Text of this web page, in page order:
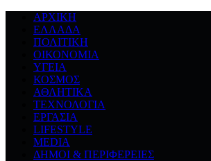
ΑΡΧΙΚΉ
ΕΛΛΆΔΑ
ΠΟΛΙΤΙΚΉ
ΟΙΚΟΝΟΜΊΑ
ΥΓΕΊΑ
ΚΌΣΜΟΣ
ΑΘΛΗΤΙΚΆ
ΤΕΧΝΟΛΟΓΙΆ
ΕΡΓΑΣΊΑ
LIFESTYLE
MEDIA
ΔΉΜΟΙ & ΠΕΡΙΦΈΡΕΙΕΣ